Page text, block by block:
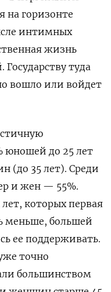
горизонте
интимных
жизнь
туда
вошло или войдет
юношей до 25 лет
(до 35 лет). Среди
и жен — 55%.
которых первая
меньше, большей
ее поддерживать.
точно
большинством